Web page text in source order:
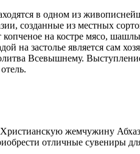
в одном из
созданные из местных
на костре мясо,
на застолье является сам
Всевышнему.
жемчужину
отличные сувениры